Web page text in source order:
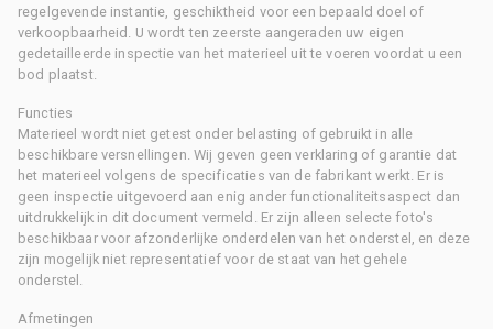
regelgevende instantie, geschiktheid voor een bepaald doel of
verkoopbaarheid. U wordt ten zeerste aangeraden uw eigen
gedetailleerde inspectie van het materieel uit te voeren voordat u een
bod plaatst.
Functies
Materieel wordt niet getest onder belasting of gebruikt in alle
beschikbare versnellingen. Wij geven geen verklaring of garantie dat
het materieel volgens de specificaties van de fabrikant werkt. Er is
geen inspectie uitgevoerd aan enig ander functionaliteitsaspect dan
uitdrukkelijk in dit document vermeld. Er zijn alleen selecte foto's
beschikbaar voor afzonderlijke onderdelen van het onderstel, en deze
zijn mogelijk niet representatief voor de staat van het gehele
onderstel.
Afmetingen